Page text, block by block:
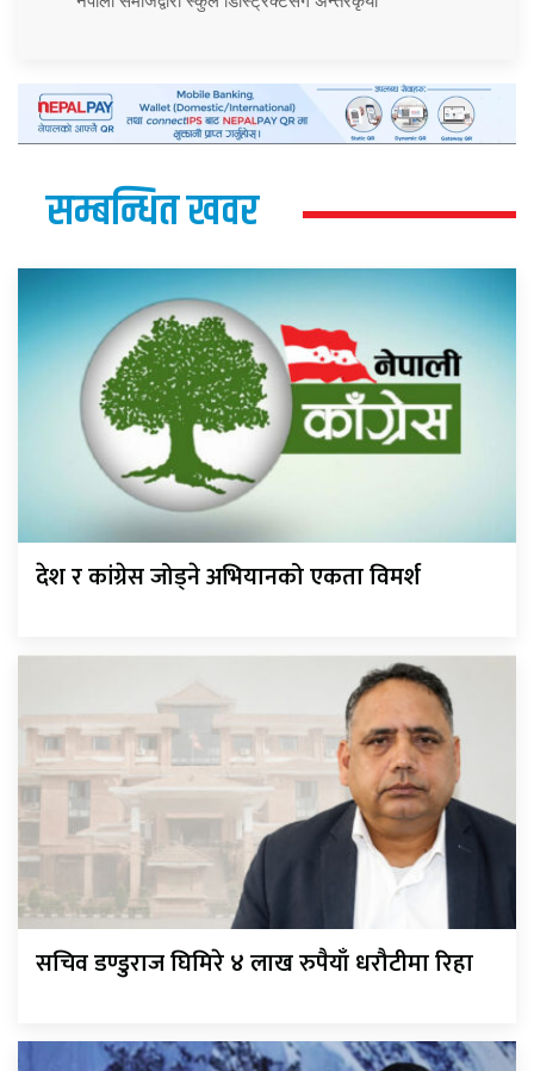
सम्बन्धित खवर
देश र कांग्रेस जोड्ने अभियानको एकता विमर्श
सचिव डण्डुराज घिमिरे ४ लाख रुपैयाँ धरौटीमा रिहा